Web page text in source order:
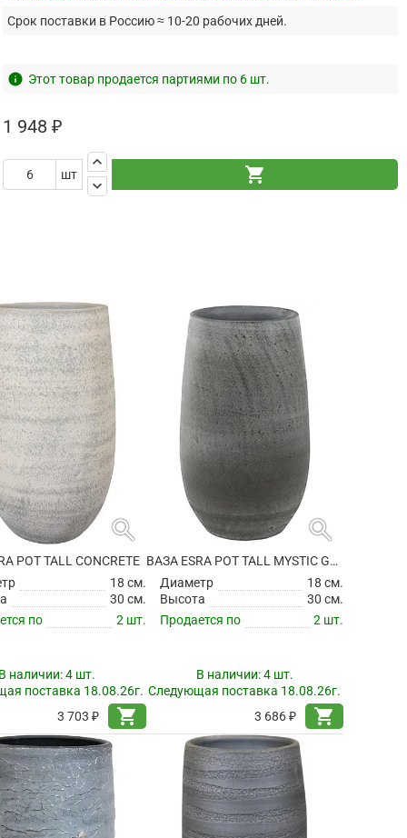
Срок поставки в Россию ≈ 10-20 рабочих дней.
info Этот товар продается партиями по 6 шт.
1 948 ₽
шт
keyboard_arrow_up
keyboard_arrow_down
shopping_cart
search
POT TALL CONCRETE
18 см.
30 см.
по
2 шт.
наличии:4 шт.
поставка 18.08.26г.
3 703 ₽
shopping_cart
search
ВАЗА ESRA POT TALL MYSTIC GREY
Диаметр
18 см.
Высота
30 см.
Продается по
2 шт.
В наличии:4 шт.
Следующая поставка 18.08.26г.
3 686 ₽
shopping_cart